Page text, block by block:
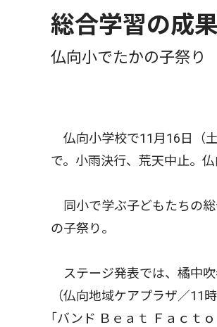
総合学習の成
仏向小でたかの子祭り
仏向小学校で11月16日（
で。小雨決行、荒天中止。
同小で学ぶ子どもたちの
の子祭り。
ステージ発表では、橘中
（仏向地域ケアプラザ／11
｢バンド Ｂｅａｔ Ｆａｃｔ